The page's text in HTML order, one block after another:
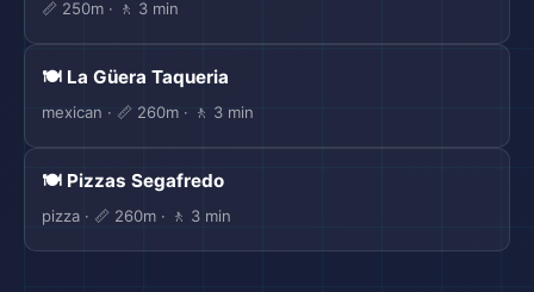
📏 250m · 🚶 3 min
🍽️ La Güera Taqueria
mexican · 📏 260m · 🚶 3 min
🍽️ Pizzas Segafredo
pizza · 📏 260m · 🚶 3 min